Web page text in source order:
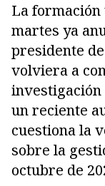
La formación
martes ya
presidente
volviera a
investigación
un reciente
cuestiona la
sobre la
octubre de